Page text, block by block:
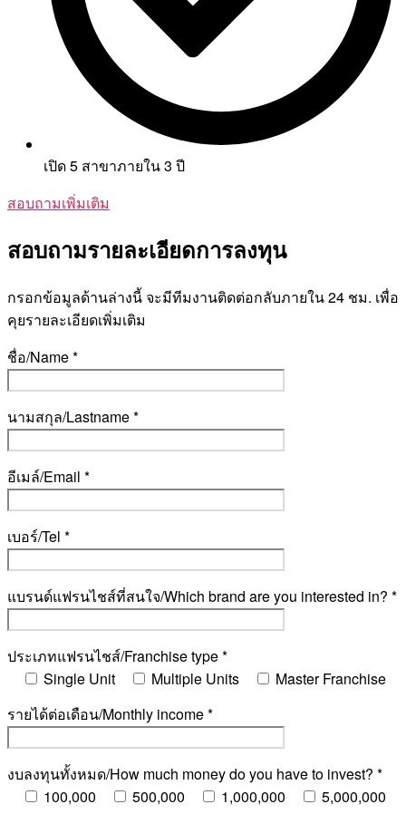
เปิด 5 สาขาภายใน 3 ปี
สอบถามเพิ่มเติม
สอบถามรายละเอียดการลงทุน
กรอกข้อมูลด้านล่างนี้ จะมีทีมงานติดต่อกลับภายใน 24 ชม. เพื่อ
คุยรายละเอียดเพิ่มเติม
ชื่อ/Name *
นามสกุล/Lastname *
อีเมล์/Email *
เบอร์/Tel *
แบรนด์แฟรนไชส์ที่สนใจ/Which brand are you interested in? *
ประเภทแฟรนไชส์/Franchise type *
Single Unit
Multiple Units
Master Franchise
รายได้ต่อเดือน/Monthly income *
งบลงทุนทั้งหมด/How much money do you have to invest? *
100,000
500,000 1,000,000 5,000,000